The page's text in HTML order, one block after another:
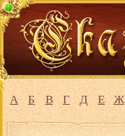
А Б В Г Д Е Ж